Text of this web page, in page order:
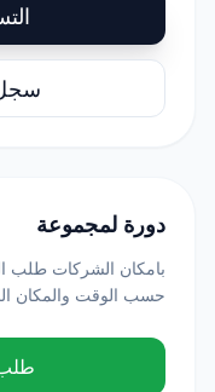
سجل
دورة لمجموعة
بامكان الشركات طلب
حسب الوقت والمكان